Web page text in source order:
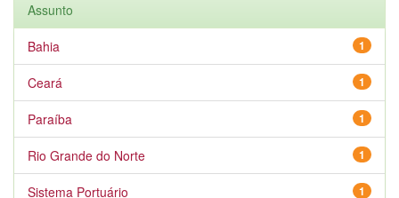
Assunto
1
Bahia
1
Ceará
1
Paraíba
1
Rio Grande do Norte
1
Sistema Portuário